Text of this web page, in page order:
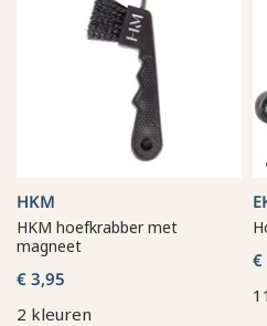
HKM
HKM hoefkrabber met
magneet
€ 3,95
2 kleuren
€